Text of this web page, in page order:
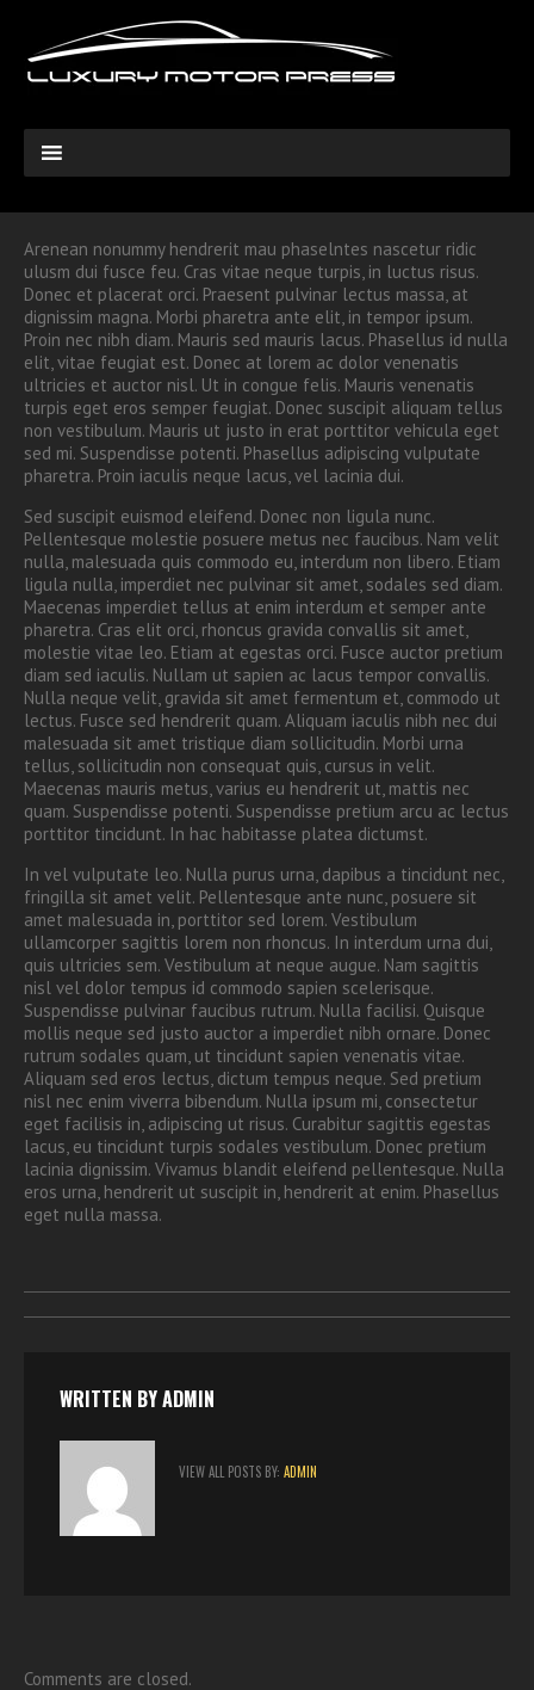
Arenean nonummy hendrerit mau phaselntes nascetur ridic
ulusm dui fusce feu. Cras vitae neque turpis, in luctus risus.
Donec et placerat orci. Praesent pulvinar lectus massa, at
dignissim magna. Morbi pharetra ante elit, in tempor ipsum.
Proin nec nibh diam. Mauris sed mauris lacus. Phasellus id nulla
elit, vitae feugiat est. Donec at lorem ac dolor venenatis
ultricies et auctor nisl. Ut in congue felis. Mauris venenatis
turpis eget eros semper feugiat. Donec suscipit aliquam tellus
non vestibulum. Mauris ut justo in erat porttitor vehicula eget
sed mi. Suspendisse potenti. Phasellus adipiscing vulputate
pharetra. Proin iaculis neque lacus, vel lacinia dui.
Sed suscipit euismod eleifend. Donec non ligula nunc.
Pellentesque molestie posuere metus nec faucibus. Nam velit
nulla, malesuada quis commodo eu, interdum non libero. Etiam
ligula nulla, imperdiet nec pulvinar sit amet, sodales sed diam.
Maecenas imperdiet tellus at enim interdum et semper ante
pharetra. Cras elit orci, rhoncus gravida convallis sit amet,
molestie vitae leo. Etiam at egestas orci. Fusce auctor pretium
diam sed iaculis. Nullam ut sapien ac lacus tempor convallis.
Nulla neque velit, gravida sit amet fermentum et, commodo ut
lectus. Fusce sed hendrerit quam. Aliquam iaculis nibh nec dui
malesuada sit amet tristique diam sollicitudin. Morbi urna
tellus, sollicitudin non consequat quis, cursus in velit.
Maecenas mauris metus, varius eu hendrerit ut, mattis nec
quam. Suspendisse potenti. Suspendisse pretium arcu ac lectus
porttitor tincidunt. In hac habitasse platea dictumst.
In vel vulputate leo. Nulla purus urna, dapibus a tincidunt nec,
fringilla sit amet velit. Pellentesque ante nunc, posuere sit
amet malesuada in, porttitor sed lorem. Vestibulum
ullamcorper sagittis lorem non rhoncus. In interdum urna dui,
quis ultricies sem. Vestibulum at neque augue. Nam sagittis
nisl vel dolor tempus id commodo sapien scelerisque.
Suspendisse pulvinar faucibus rutrum. Nulla facilisi. Quisque
mollis neque sed justo auctor a imperdiet nibh ornare. Donec
rutrum sodales quam, ut tincidunt sapien venenatis vitae.
Aliquam sed eros lectus, dictum tempus neque. Sed pretium
nisl nec enim viverra bibendum. Nulla ipsum mi, consectetur
eget facilisis in, adipiscing ut risus. Curabitur sagittis egestas
lacus, eu tincidunt turpis sodales vestibulum. Donec pretium
lacinia dignissim. Vivamus blandit eleifend pellentesque. Nulla
eros urna, hendrerit ut suscipit in, hendrerit at enim. Phasellus
eget nulla massa.
WRITTEN BYADMIN
VIEW ALL POSTS BY: ADMIN
Comments are closed.